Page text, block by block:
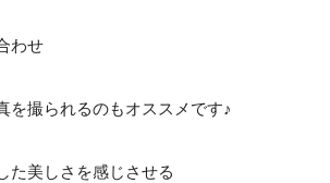
わせ
を撮られるのもオススメです♪
た美しさを感じさせる